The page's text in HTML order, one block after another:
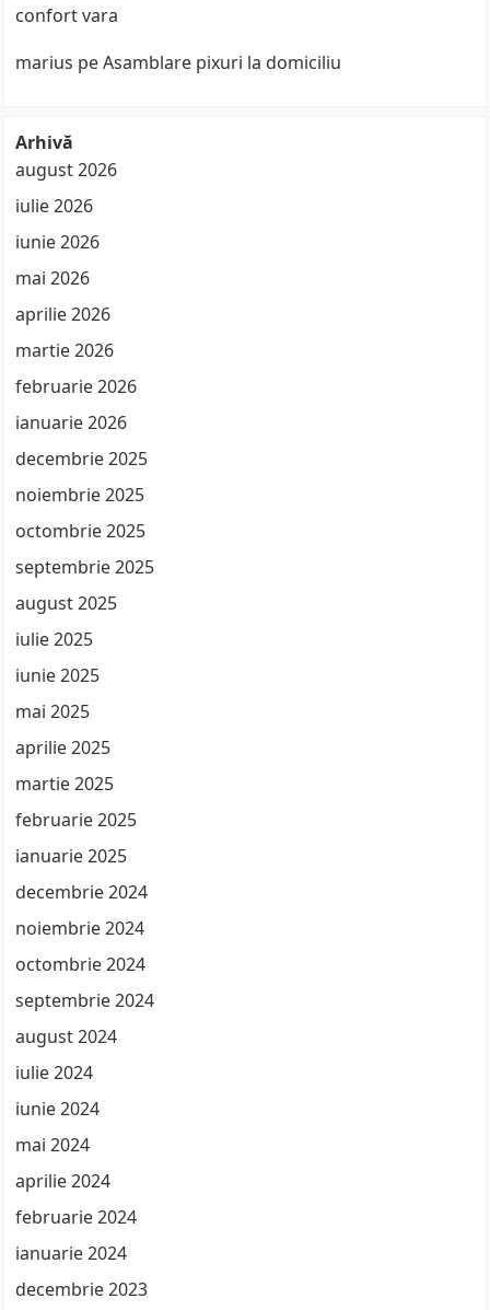
confort vara
marius peAsamblare pixuri la domiciliu
Arhivă
august 2026
iulie 2026
iunie 2026
mai 2026
aprilie 2026
martie 2026
februarie 2026
ianuarie 2026
decembrie 2025
noiembrie 2025
octombrie 2025
septembrie 2025
august 2025
iulie 2025
iunie 2025
mai 2025
aprilie 2025
martie 2025
februarie 2025
ianuarie 2025
decembrie 2024
noiembrie 2024
octombrie 2024
septembrie 2024
august 2024
iulie 2024
iunie 2024
mai 2024
aprilie 2024
februarie 2024
ianuarie 2024
decembrie 2023